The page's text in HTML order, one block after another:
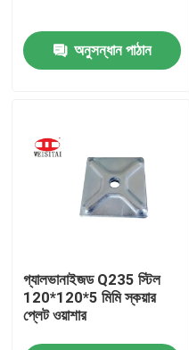
পণ্য
আমাদের সম্পর্কে
মান নিয়ন্ত্রণ
অনুসন্ধান পাঠান
গ্যালভানাইজড Q235 স্টিল
120*120*5 মিমি স্কয়ার
প্লেট ওয়াশার